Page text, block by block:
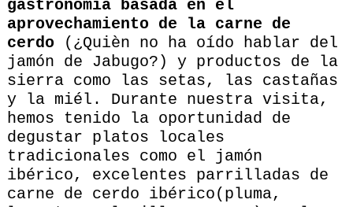
gastronomía basada en el
aprovechamiento de la carne de
cerdo (¿Quièn no ha oído hablar del
jamón de Jabugo?) y productos de la
sierra como las setas, las castañas
y la miél. Durante nuestra visita,
hemos tenido la oportunidad de
degustar platos locales
tradicionales como el jamón
ibérico, excelentes parrilladas de
carne de cerdo ibérico(pluma,